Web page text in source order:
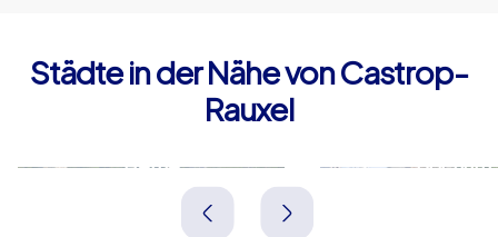
Städte in der Nähe von Castrop-
Rauxel
Herne
Deutschland
Bochum